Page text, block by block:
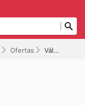
Ofertas Válido até 06/10/2025